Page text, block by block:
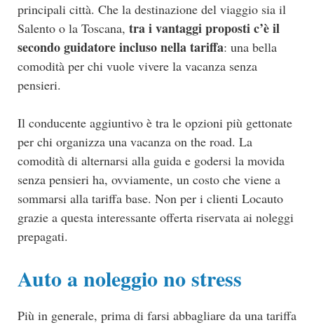
principali città. Che la destinazione del viaggio sia il
Salento o la Toscana, tra i vantaggi proposti c’è il
secondo guidatore incluso nella tariffa: una bella
comodità per chi vuole vivere la vacanza senza
pensieri.
Il conducente aggiuntivo è tra le opzioni più gettonate
per chi organizza una vacanza on the road. La
comodità di alternarsi alla guida e godersi la movida
senza pensieri ha, ovviamente, un costo che viene a
sommarsi alla tariffa base. Non per i clienti Locauto
grazie a questa interessante offerta riservata ai noleggi
prepagati.
Auto a noleggio no stress
Più in generale, prima di farsi abbagliare da una tariffa